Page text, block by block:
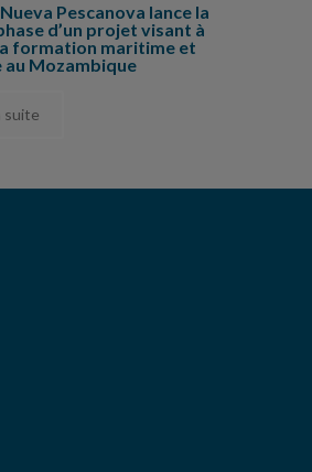
Pescanova lance la
d’un projet visant à
formation maritime et
au Mozambique
suite